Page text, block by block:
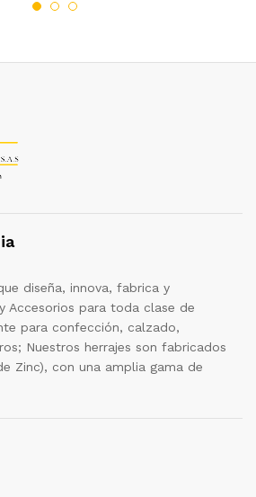
diseña, innova, fabrica y
Accesorios para toda clase de
para confección, calzado,
Nuestros herrajes son fabricados
Zinc), con una amplia gama de